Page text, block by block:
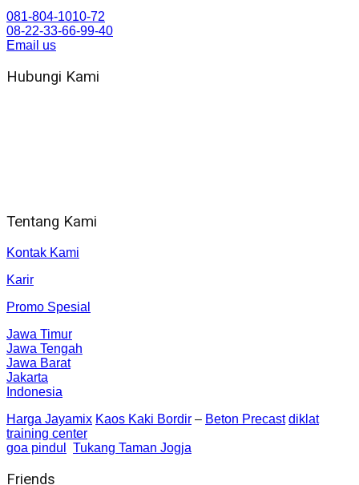
081-804-1010-72
08-22-33-66-99-40
Email us
Hubungi Kami
Tentang Kami
Kontak Kami
Karir
Promo Spesial
Jawa Timur
Jawa Tengah
Jawa Barat
Jakarta
Indonesia
Harga Jayamix Kaos Kaki Bordir – Beton Precast diklat
training center
goa pindul
Tukang Taman Jogja
Friends